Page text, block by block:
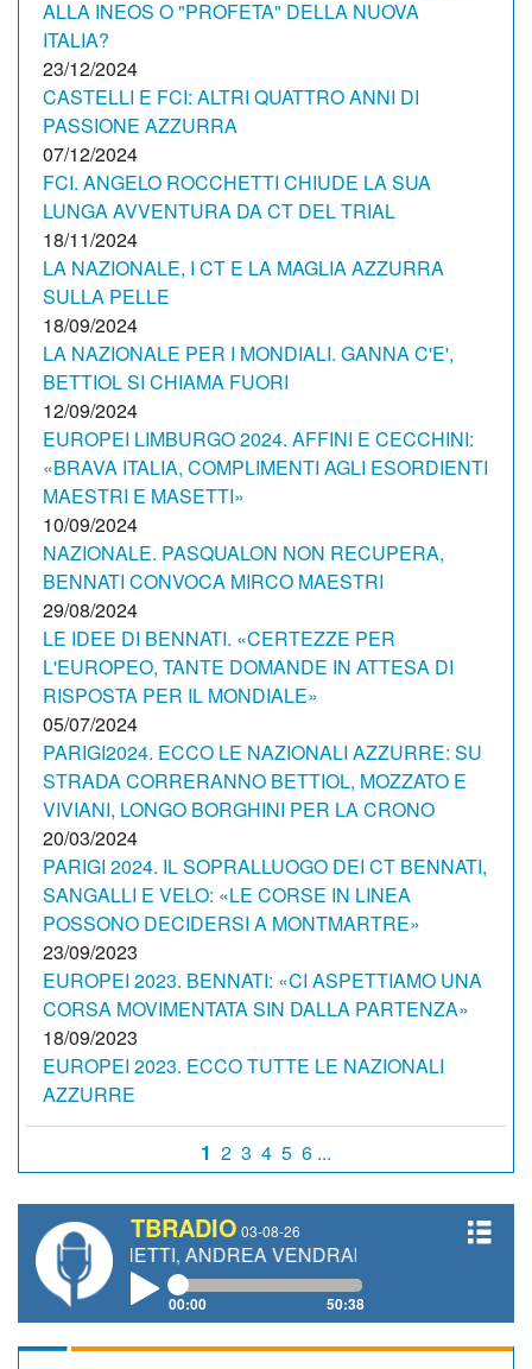
ALLA INEOS O "PROFETA" DELLA NUOVA
ITALIA?
23/12/2024
CASTELLI E FCI: ALTRI QUATTRO ANNI DI
PASSIONE AZZURRA
07/12/2024
FCI. ANGELO ROCCHETTI CHIUDE LA SUA
LUNGA AVVENTURA DA CT DEL TRIAL
18/11/2024
LA NAZIONALE, I CT E LA MAGLIA AZZURRA
SULLA PELLE
18/09/2024
LA NAZIONALE PER I MONDIALI. GANNA C'E',
BETTIOL SI CHIAMA FUORI
12/09/2024
EUROPEI LIMBURGO 2024. AFFINI E CECCHINI:
«BRAVA ITALIA, COMPLIMENTI AGLI ESORDIENTI
MAESTRI E MASETTI»
10/09/2024
NAZIONALE. PASQUALON NON RECUPERA,
BENNATI CONVOCA MIRCO MAESTRI
29/08/2024
LE IDEE DI BENNATI. «CERTEZZE PER
L'EUROPEO, TANTE DOMANDE IN ATTESA DI
RISPOSTA PER IL MONDIALE»
05/07/2024
PARIGI2024. ECCO LE NAZIONALI AZZURRE: SU
STRADA CORRERANNO BETTIOL, MOZZATO E
VIVIANI, LONGO BORGHINI PER LA CRONO
20/03/2024
PARIGI 2024. IL SOPRALLUOGO DEI CT BENNATI,
SANGALLI E VELO: «LE CORSE IN LINEA
POSSONO DECIDERSI A MONTMARTRE»
23/09/2023
EUROPEI 2023. BENNATI: «CI ASPETTIAMO UNA
CORSA MOVIMENTATA SIN DALLA PARTENZA»
18/09/2023
EUROPEI 2023. ECCO TUTTE LE NAZIONALI
AZZURRE
1 2 3 4 5 6 ...
TBRADIO 03-08-26
GIANETTI, ANDREA VENDRAME, FILIPPO FIORELLI
00:00 50:38